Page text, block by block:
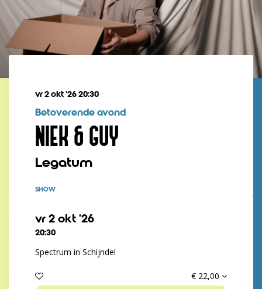
NIEK & GUY
Legatum
Betoverende avond
vr 2 okt ’2620:30
SHOW
vr 2 okt ’26
20:30
Spectrum in Schijndel
€ 22,00